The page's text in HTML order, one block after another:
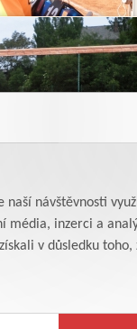
návštěvnosti
média, inzerci a
v důsledku toho,